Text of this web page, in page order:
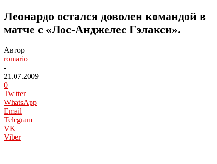
Леонардо остался доволен командой в
матче с «Лос-Анджелес Гэлакси».
Автор
romario
-
21.07.2009
0
Twitter
WhatsApp
Email
Telegram
VK
Viber